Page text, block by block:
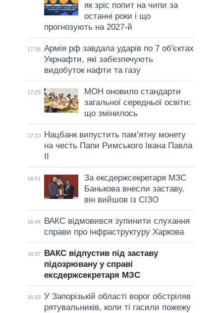
як зріс попит на чипи за
останні роки і що
прогнозують на 2027-й
17:38 Армія рф завдала ударів по 7 об'єктах
Укрнафти, які забезпечують
видобуток нафти та газу
17:29
МОН оновило стандарти
загальної середньої освіти:
що змінилось
17:10
Нацбанк випустить пам’ятну монету
на честь Папи Римського Івана Павла
II
16:51
За ексдержсекретаря МЗС
Банькова внесли заставу,
він вийшов із СІЗО
16:44
ВАКС відмовився зупинити слухання
справи про інфраструктуру Харкова
16:37
ВАКС відпустив під заставу
підозрювану у справі
ексдержсекретаря МЗС
16:33 У Запорізькій області ворог обстріляв
рятувальників, коли ті гасили пожежу